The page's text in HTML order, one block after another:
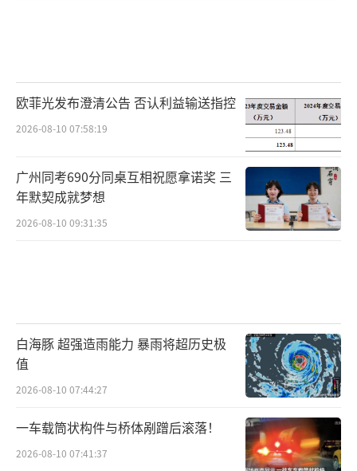
欧菲光发布澄清公告 否认利益输送指控
2026-08-10 07:58:19
广州同考690分同桌互相祝愿拿诺奖 三
年默契成就梦想
2026-08-10 09:31:35
白海豚 超强造雨能力 暴雨将超历史极
值
2026-08-10 07:44:27
一车载筒状构件与桥体剐蹭后滚落！
2026-08-10 07:41:37